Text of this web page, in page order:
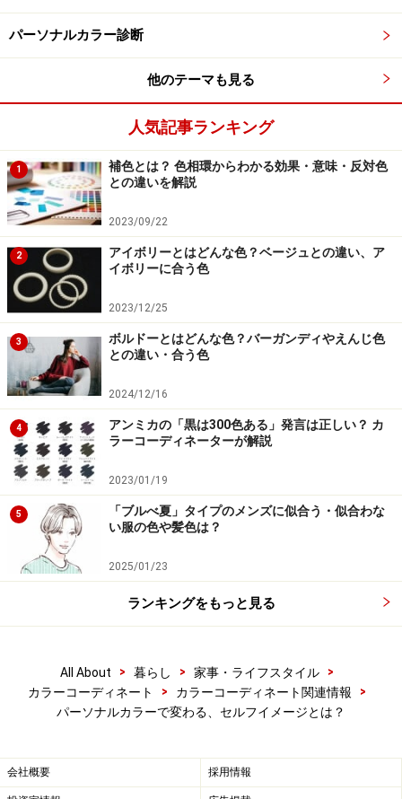
※あくまでも簡易診断／自己診断です。
パーソナルカラーは、その人の肌、瞳、髪の毛など、身
体の色と調和し、その人をより魅力的に見せます。ま
た、似合う色は人それぞれ異なります。上記の記事で
は、4つの基本タイプに照らし合わせて、似合う色・配
色・イメージの大まかな傾向をとらえていきます。
ファッションやヘアメイクは、周囲の人に与える印象だけで
なく、その人自身のセルフイメージに影響を与えます
さて、パーソナルカラーがわかると、ファッションやヘ
アメイクなど、主に外見作りの指針として用いることが
できます。
外見を整えることの効果について、心理学の研究では
「他者からの評価よりも、その人自身のセルフイメージ
に与える影響が大きい」ということが明らかになってい
ます。
自分に似合う色を身につけることによって、自分をとり
まく世界に明るい光が差しこみ、心地よい風が吹いてい
るように感じられるかもしれません。周囲の人がほほえ
んでいるように感じられたら、きっと肩の力を抜いて行
他者と過去を変えることはできませんが、自分と未来は
パーソナルカラー診断
他のテーマも見る
人気記事ランキング
1
補色とは？ 色相環からわかる効果・意味・反対色
との違いを解説
2023/09/22
2
アイボリーとはどんな色？ベージュとの違い、ア
イボリーに合う色
2023/12/25
3
ボルドーとはどんな色？バーガンディやえんじ色
との違い・合う色
2024/12/16
4
アンミカの「黒は300色ある」発言は正しい？ カ
ラーコーディネーターが解説
2023/01/19
5
「ブルべ夏」タイプのメンズに似合う・似合わな
い服の色や髪色は？
2025/01/23
ランキングをもっと見る
All About > 暮らし > 家事・ライフスタイル
>
カラーコーディネート
> カラーコーディネート関連情報
>
パーソナルカラーで変わる、セルフイメージとは？
会社概要 採用情報